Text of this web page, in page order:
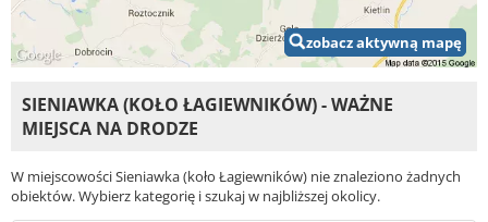
zobacz aktywną mapę
SIENIAWKA (KOŁO ŁAGIEWNIKÓW) - WAŻNE
MIEJSCA NA DRODZE
W miejscowości Sieniawka (koło Łagiewników) nie znaleziono żadnych
obiektów. Wybierz kategorię i szukaj w najbliższej okolicy.